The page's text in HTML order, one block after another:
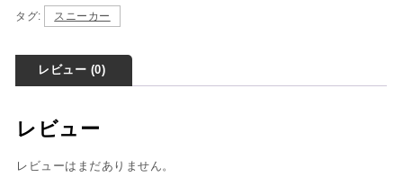
タグ: スニーカー
レビュー (0)
レビュー
レビューはまだありません。